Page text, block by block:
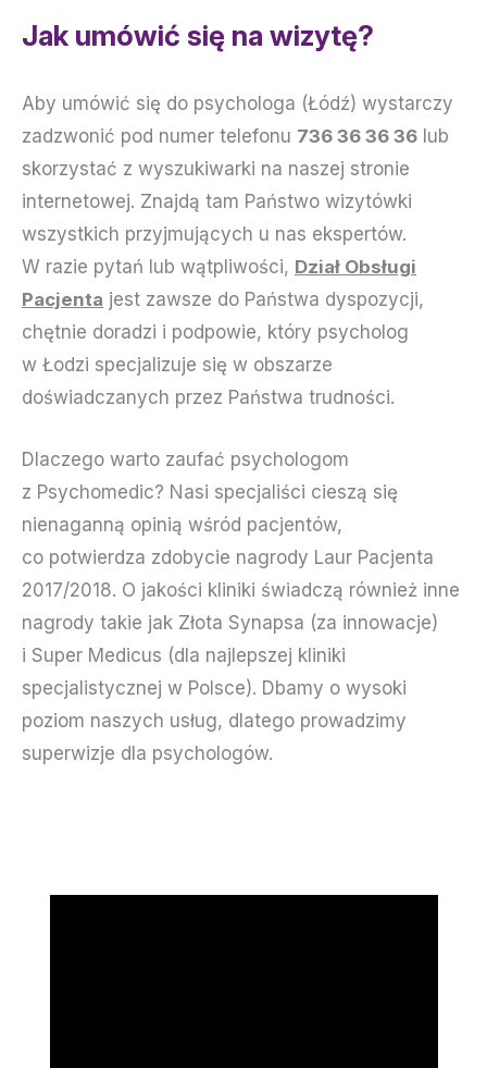
Jak umówić się na wizytę?
Aby umówić się do psychologa (Łódź) wystarczy
zadzwonić pod numer telefonu 736 36 36 36 lub
skorzystać z wyszukiwarki na naszej stronie
internetowej. Znajdą tam Państwo wizytówki
wszystkich przyjmujących u nas ekspertów.
W razie pytań lub wątpliwości, Dział Obsługi
Pacjenta jest zawsze do Państwa dyspozycji,
chętnie doradzi i podpowie, który psycholog
w Łodzi specjalizuje się w obszarze
doświadczanych przez Państwa trudności.
Dlaczego warto zaufać psychologom
z Psychomedic? Nasi specjaliści cieszą się
nienaganną opinią wśród pacjentów,
co potwierdza zdobycie nagrody Laur Pacjenta
2017/2018. O jakości kliniki świadczą również inne
nagrody takie jak Złota Synapsa (za innowacje)
i Super Medicus (dla najlepszej kliniki
specjalistycznej w Polsce). Dbamy o wysoki
poziom naszych usług, dlatego prowadzimy
superwizje dla psychologów.